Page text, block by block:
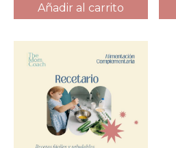
Añadir al carrito